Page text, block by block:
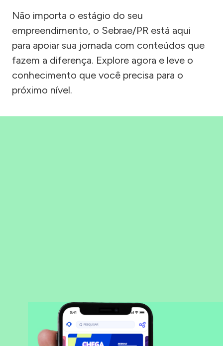
Não importa o estágio do seu
empreendimento, o Sebrae/PR está aqui
para apoiar sua jornada com conteúdos que
fazem a diferença. Explore agora e leve o
conhecimento que você precisa para o
próximo nível.